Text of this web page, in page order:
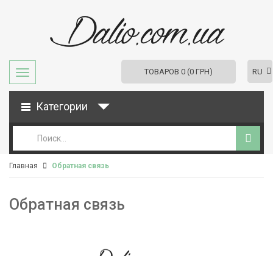
ТОВАРОВ 0 (0 ГРН) RU
Категории
Главная Обратная связь
Обратная связь